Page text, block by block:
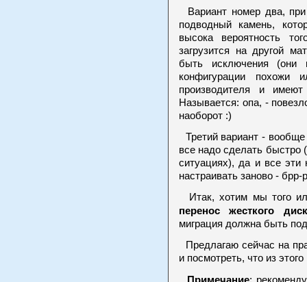
Вариант номер два,
подводный камень,
высока вероятность
загрузится на другой
быть исключения (они
конфигурации
производителя и
Называется: опа, -
наоборот :)
Третий вариант -
все надо сделать быстро
ситуациях), да и все
настраивать заново - брр-
Итак, хотим мы того
перенос жесткого
миграция должна быть
Предлагаю сейчас на
и посмотреть, что из
Примечание